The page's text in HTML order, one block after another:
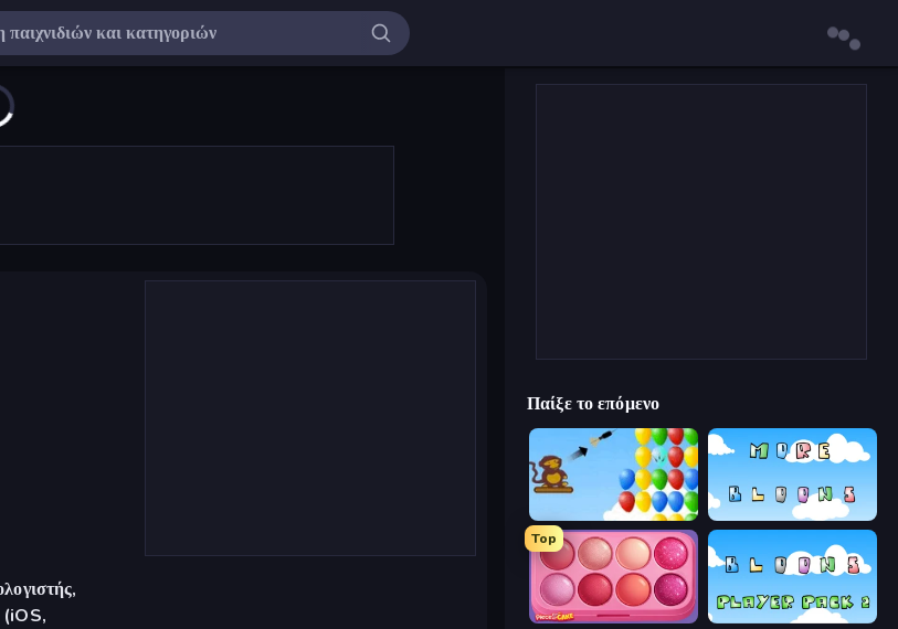
Παίξε το επόμενο
More Bloons
Top
Piece of Cake: Merge and Bake Bloons Player Pack 2